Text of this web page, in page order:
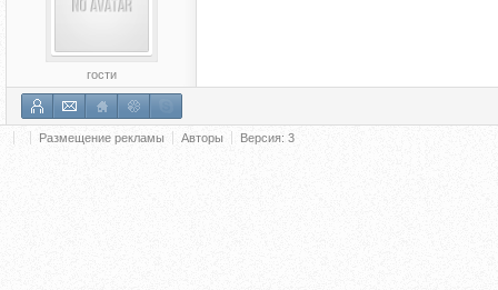
гости
Размещение рекламы Авторы Версия: 3